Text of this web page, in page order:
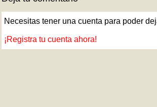
Necesitas tener una cuenta para poder
¡Registra tu cuenta ahora!